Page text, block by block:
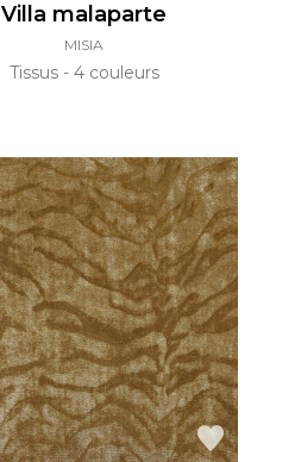
Villa malaparte
MISIA
Tissus 4 couleurs